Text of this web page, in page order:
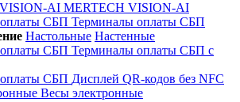
MERTECH VISION-AI
Терминалы оплаты СБП
Настольные Настенные
Терминалы оплаты СБП с
Дисплей QR-кодов без NFC
Весы электронные